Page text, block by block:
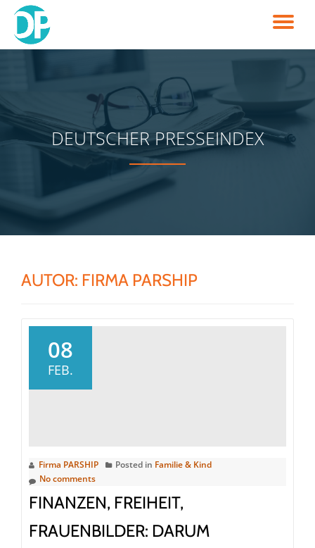
Skip
to
DEUTSCHER PRESSEINDEX
AUTOR: FIRMA PARSHIP
08
FEB.
Firma PARSHIP Posted in Familie & Kind
No comments
FINANZEN, FREIHEIT,
FRAUENBILDER: DARUM